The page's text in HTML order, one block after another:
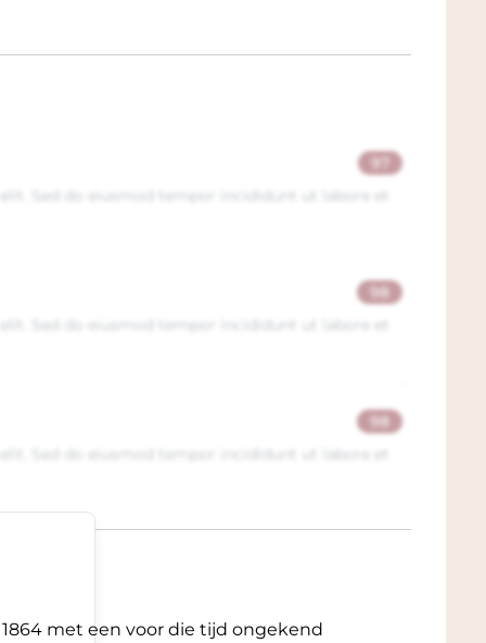
complexiteit, structuur en verfijning
van hout, fruit en tertiaire
en harmonie in topvorm
in het glas en onthult bij elke
die zeldzaam is in dergelijke gerijpte
online bestellen?
aan de serieuze wijnverzamelaar.
kiest voor ‘Afhalen’. Onze
97
Sed do eiusmod tempor incididunt ut labore et
98
Sed do eiusmod tempor incididunt ut labore et
98
Sed do eiusmod tempor incididunt ut labore et
met een voor die tijd ongekend